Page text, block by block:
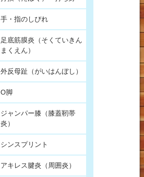
手・指のしびれ
足底筋膜炎（そくていきん
まくえん）
外反母趾（がいはんぼし）
O脚
ジャンパー膝（膝蓋靭帯
炎）
シンスプリント
アキレス腱炎（周囲炎）